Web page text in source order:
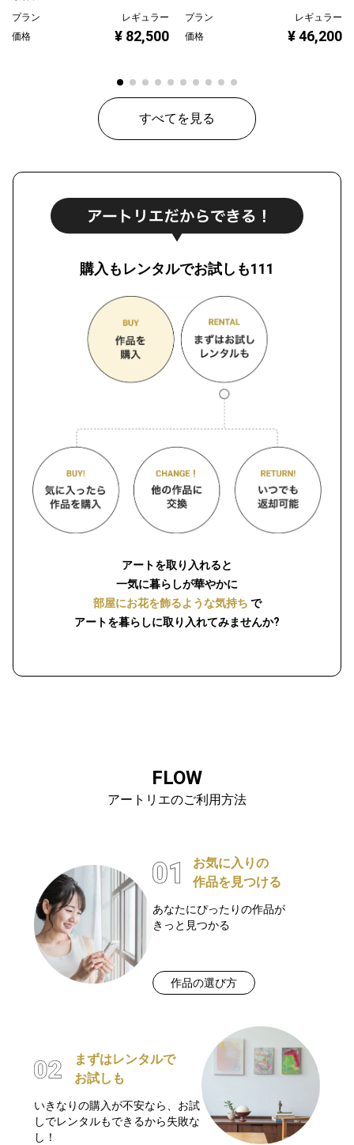
プラン
レギュラー
価格
¥ 82,500
プラン
レギュラー
価格
¥ 46,200
すべてを見る
購入もレンタルでお試しも111
アートを取り入れると
一気に暮らしが華やかに
部屋にお花を飾るような気持ち で
アートを暮らしに取り入れてみませんか?
FLOW
アートリエのご利用方法
お気に入りの
作品を見つける
あなたにぴったりの作品が
きっと見つかる
作品の選び方
まずはレンタルで
お試しも
いきなりの購入が不安なら、お試
しでレンタルもできるから失敗な
し！